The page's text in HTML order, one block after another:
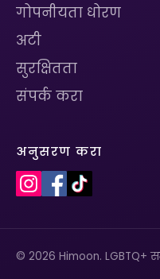
गोपनीयता धोरण
अटी
सुरक्षितता
संपर्क करा
अनुसरण करा
© 2026 Himoon. LGBTQ+